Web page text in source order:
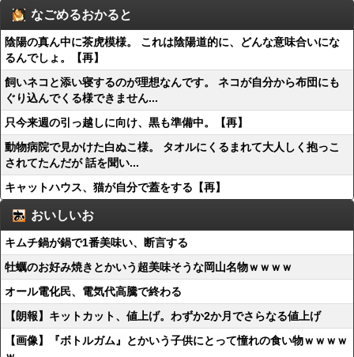
なごめるおかると
陰陽の真ん中に茶虎模様。 これは陰陽道的に、どんな意味合いにな
るんでしょ。【再】
飼いネコと添い寝するのが理想なんです。 ネコが自分から布団にも
ぐり込んでくる様できません...
只今来週の引っ越しに向け、黒も準備中。【再】
動物病院で見かけた白ぬこ様。 タオルにくるまれて大人しく抱っこ
されてたんだが 話を聞い...
キャットハウス、猫が自分で蓋をする【再】
おいしいお
キムチ鍋が鍋で1番美味い、断言する
牡蠣のお好み焼きとかいう超美味そうな岡山名物ｗｗｗｗ
オール電化民、電気代高騰で終わる
【朗報】キットカット、値上げ。わずか2か月でさらなる値上げ
【画像】『ボトルガム』とかいう子供にとって憧れの食い物ｗｗｗｗ